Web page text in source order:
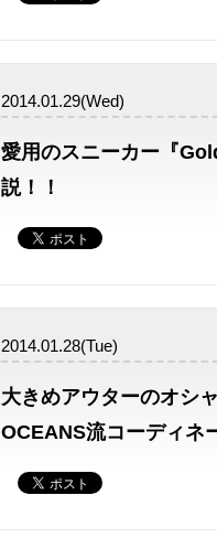
2014.01.29(Wed)
愛用のスニーカー『
説！！
2014.01.28(Tue)
大きめアウターのオシ
OCEANS流コーディネ